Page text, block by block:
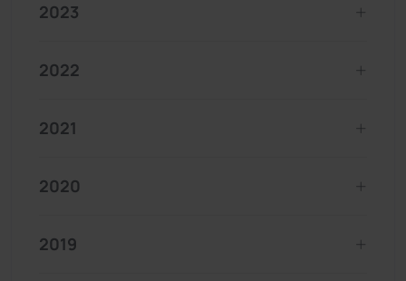
2023
2022
2021
2020
2019